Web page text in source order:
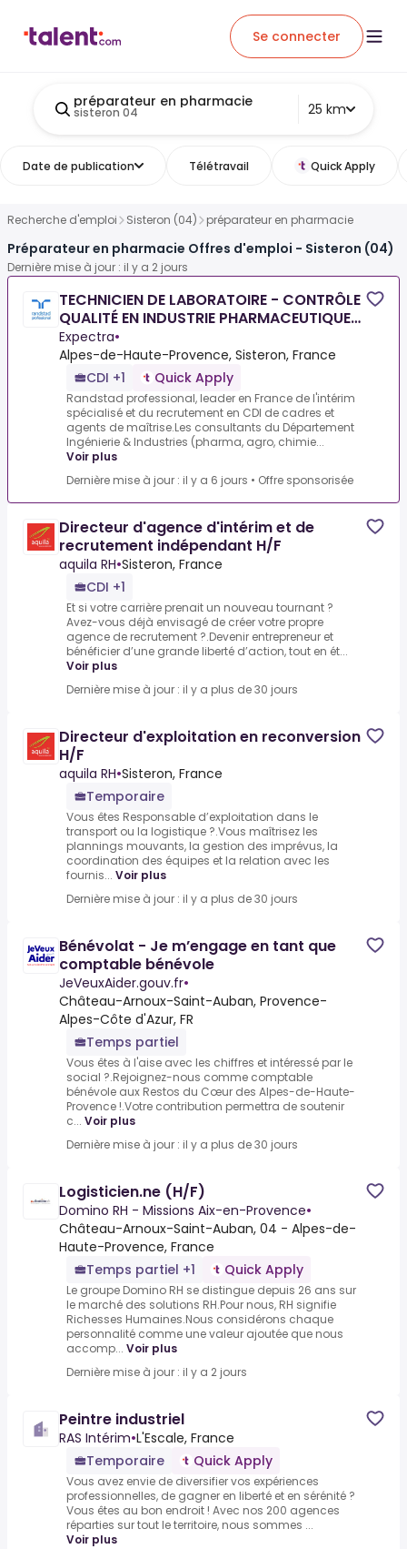
Se connecter
préparateur en pharmacie
sisteron 04 25 km
Date de publication Télétravail Quick Apply
Recherche d'emploi Sisteron (04) préparateur en pharmacie
Préparateur en pharmacie Offres d'emploi - Sisteron (04)
Dernière mise à jour : il y a 2 jours
TECHNICIEN DE LABORATOIRE - CONTRÔLE
QUALITÉ EN INDUSTRIE PHARMACEUTIQUE
(F/H)
Expectra•
Alpes-de-Haute-Provence, Sisteron, France
CDI +1
Quick Apply
Randstad professional, leader en France de l'intérim
spécialisé et du recrutement en CDI de cadres et
agents de maîtrise.Les consultants du Département
Ingénierie & Industries (pharma, agro, chimie...
Voir plus
Dernière mise à jour : il y a 6 jours • Offre sponsorisée
Directeur d'agence d'intérim et de
recrutement indépendant H/F
aquila RH•Sisteron, France
CDI +1
Et si votre carrière prenait un nouveau tournant ?
Avez-vous déjà envisagé de créer votre propre
agence de recrutement ?.Devenir entrepreneur et
bénéficier d’une grande liberté d’action, tout en ét...
Voir plus
Dernière mise à jour : il y a plus de 30 jours
Directeur d'exploitation en reconversion
H/F
aquila RH•Sisteron, France
Temporaire
Vous êtes Responsable d’exploitation dans le
transport ou la logistique ?.Vous maîtrisez les
plannings mouvants, la gestion des imprévus, la
coordination des équipes et la relation avec les
fournis... Voir plus
Dernière mise à jour : il y a plus de 30 jours
Bénévolat - Je m’engage en tant que
comptable bénévole
JeVeuxAider.gouv.fr•
Château-Arnoux-Saint-Auban, Provence-
Alpes-Côte d'Azur, FR
Temps partiel
Vous êtes à l'aise avec les chiffres et intéressé par le
social ?.Rejoignez-nous comme comptable
bénévole aux Restos du Cœur des Alpes-de-Haute-
Provence !.Votre contribution permettra de soutenir
c... Voir plus
Dernière mise à jour : il y a plus de 30 jours
Logisticien.ne (H/F)
Domino RH - Missions Aix-en-Provence•
Château-Arnoux-Saint-Auban, 04 - Alpes-de-
Haute-Provence, France
Temps partiel +1
Quick Apply
Le groupe Domino RH se distingue depuis 26 ans sur
le marché des solutions RH.Pour nous, RH signifie
Richesses Humaines.Nous considérons chaque
personnalité comme une valeur ajoutée que nous
accomp... Voir plus
Dernière mise à jour : il y a 2 jours
Peintre industriel
RAS Intérim•L'Escale, France
Temporaire
Quick Apply
Vous avez envie de diversifier vos expériences
professionnelles, de gagner en liberté et en sérénité ?
Vous êtes au bon endroit ! Avec nos 200 agences
réparties sur tout le territoire, nous sommes ...
Voir plus